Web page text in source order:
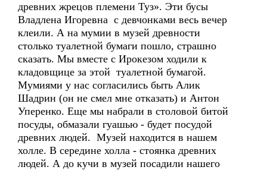
древних жрецов племени Туз». Эти бусы
Владлена Игоревна с девчонками весь вечер
клеили. А на мумии в музей древности
столько туалетной бумаги пошло, страшно
сказать. Мы вместе с Ирокезом ходили к
кладовщице за этой туалетной бумагой.
Мумиями у нас согласились быть Алик
Шадрин (он не смел мне отказать) и Антон
Уперенко. Еще мы набрали в столовой битой
посуды, обмазали гуашью - будет посудой
древних людей. Музей находится в нашем
холле. В середине холла - стоянка древних
людей. А до кучи в музей посадили нашего